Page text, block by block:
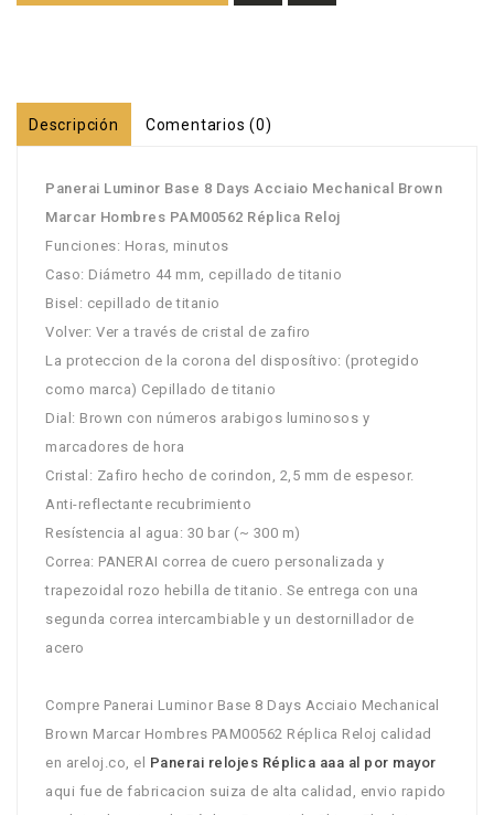
Descripción Comentarios (0)
Panerai Luminor Base 8 Days Acciaio Mechanical Brown
Marcar Hombres PAM00562 Réplica Reloj
Funciones: Horas, minutos
Caso: Diámetro 44 mm, cepillado de titanio
Bisel: cepillado de titanio
Volver: Ver a través de cristal de zafiro
La proteccion de la corona del disposítivo: (protegido
como marca) Cepillado de titanio
Dial: Brown con números arabigos luminosos y
marcadores de hora
Cristal: Zafiro hecho de corindon, 2,5 mm de espesor.
Anti-reflectante recubrimiento
Resístencia al agua: 30 bar (~ 300 m)
Correa: PANERAI correa de cuero personalizada y
trapezoidal rozo hebilla de titanio. Se entrega con una
segunda correa intercambiable y un destornillador de
acero
Compre Panerai Luminor Base 8 Days Acciaio Mechanical
Brown Marcar Hombres PAM00562 Réplica Reloj calidad
en areloj.co, el Panerai relojes Réplica aaa al por mayor
aqui fue de fabricacion suiza de alta calidad, envio rapido